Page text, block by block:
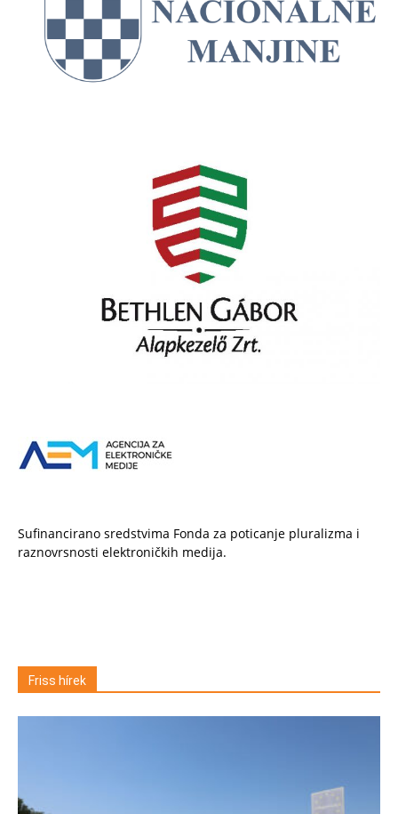
Sufinancirano sredstvima Fonda za poticanje pluralizma i
raznovrsnosti elektroničkih medija.
Friss hírek